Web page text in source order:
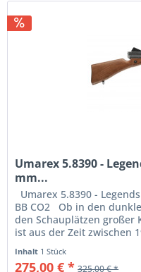
Umarex 5.8390 -
mm...
Umarex 5.8390 -
BB CO2 Ob in den
den Schauplätzen großer
ist aus der Zeit zwischen
Inhalt 1 Stück
275,00 € * 325,00 € *